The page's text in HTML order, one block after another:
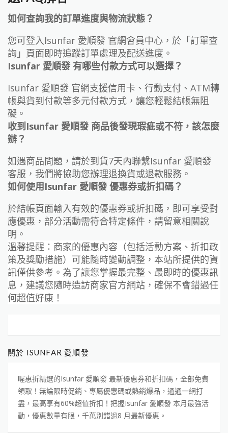
如何查詢我的訂單進度與物流狀態？
您可登入Isunfar 愛順發 官網會員中心，於「訂單查
詢」頁面即時追蹤訂單處理及配送進度。
Isunfar 愛順發 有哪些付款方式可以選擇？
Isunfar 愛順發 官網支援信用卡、行動支付、ATM轉
帳與貨到付款等多元付款方式，讓您輕鬆結帳無阻
礙。
收到Isunfar 愛順發 商品後發現瑕疵或不符，該怎麼
辦？
如遇商品問題，請於到貨7天內聯繫Isunfar 愛順發
客服，我們將協助您辦理退換貨或退款服務。
如何使用Isunfar 愛順發 優惠券或折扣碼？
於結帳頁面輸入有效的優惠券或折扣碼，即可享受對
應優惠，部分活動需符合特定條件，請留意相關說
明。
溫馨提醒：商家的優惠內容（包括活動方案、折扣政
策及獎勵措施）可能隨時變動調整，本站所提供的資
訊僅供參考。為了讓您掌握最完整、最即時的優惠訊
息，建議您隨時造訪商家官方網站，確保不會錯過任
何超值好康！
關於 ISUNFAR 愛順發
喔惠折精選的Isunfar 愛順發 最新優惠券和折扣碼，全部免費
領取！無論限時促銷、專屬優惠碼或熱銷爆品，通通一網打
盡，最高享有60%超值折扣！把握Isunfar 愛順發 本月最強活
動，優惠數量有限，千萬別錯過8 月最新優惠。